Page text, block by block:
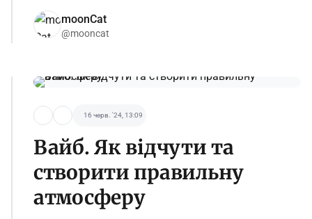
moonCat
@mooncat
16 черв. '24, 13:09
Вайб. Як відчути та
створити правильну
атмосферу